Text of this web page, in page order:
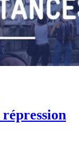
répression